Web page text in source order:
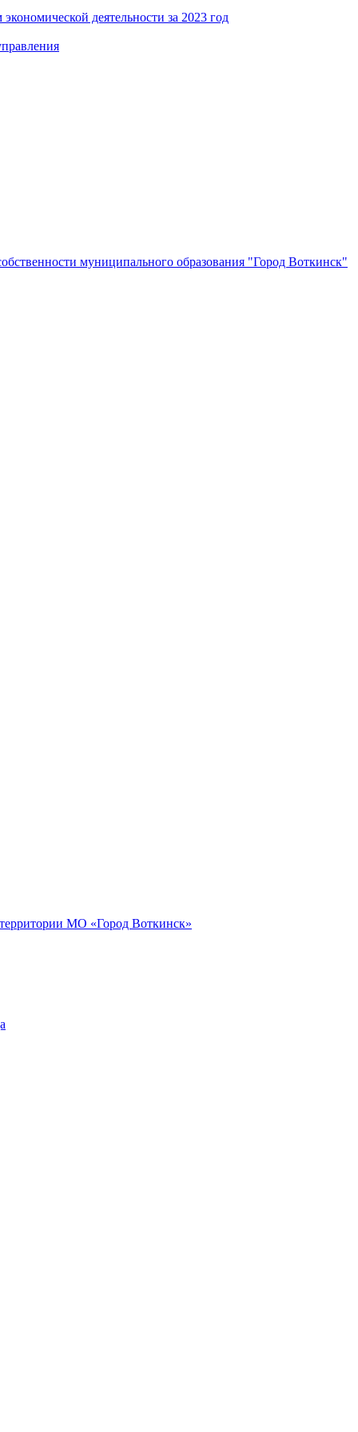
деятельности за 2023 год
муниципального образования "Город Воткинск"
МО «Город Воткинск»